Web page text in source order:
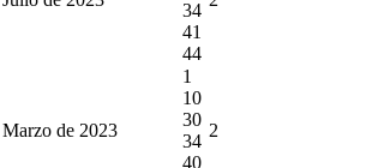
34
41
44
de 2023
1
10
30
34
40
2